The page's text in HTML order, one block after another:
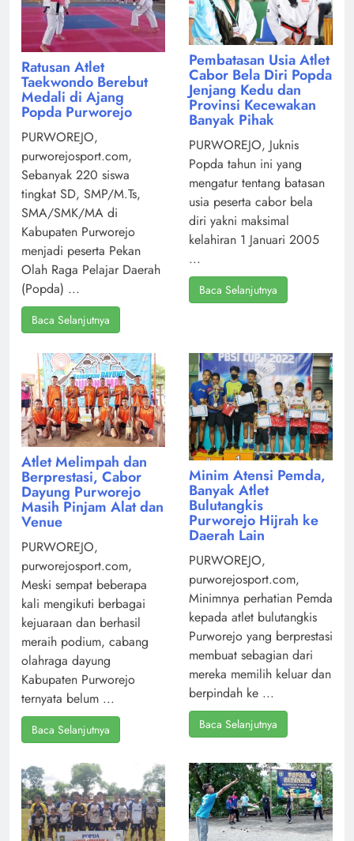
Ratusan Atlet
Taekwondo Berebut
Medali di Ajang
Popda Purworejo
PURWOREJO,
purworejosport.com,
Sebanyak 220 siswa
tingkat SD, SMP/M.Ts,
SMA/SMK/MA di
Kabupaten Purworejo
menjadi peserta Pekan
Olah Raga Pelajar Daerah
(Popda) ...
Baca Selanjutnya
Pembatasan Usia Atlet
Cabor Bela Diri Popda
Jenjang Kedu dan
Provinsi Kecewakan
Banyak Pihak
PURWOREJO, Juknis
Popda tahun ini yang
mengatur tentang batasan
usia peserta cabor bela
diri yakni maksimal
kelahiran 1 Januari 2005
...
Baca Selanjutnya
Atlet Melimpah dan
Berprestasi, Cabor
Dayung Purworejo
Masih Pinjam Alat dan
Venue
PURWOREJO,
purworejosport.com,
Meski sempat beberapa
kali mengikuti berbagai
kejuaraan dan berhasil
meraih podium, cabang
olahraga dayung
Kabupaten Purworejo
ternyata belum ...
Baca Selanjutnya
Minim Atensi Pemda,
Banyak Atlet
Bulutangkis
Purworejo Hijrah ke
Daerah Lain
PURWOREJO,
purworejosport.com,
Minimnya perhatian Pemda
kepada atlet bulutangkis
Purworejo yang berprestasi
membuat sebagian dari
mereka memilih keluar dan
berpindah ke ...
Baca Selanjutnya